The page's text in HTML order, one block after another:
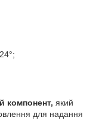
компонент, який
для надання